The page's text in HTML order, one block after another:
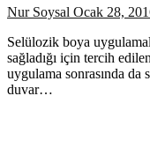
Nur Soysal Ocak 28,
Selülozik boya
sağladığı için tercih
uygulama sonrasında da
duvar…